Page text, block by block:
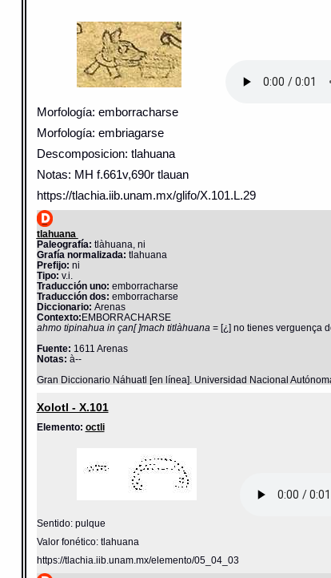
Morfología: emborracharse
Morfología: embriagarse
Descomposicion: tlahuana
Notas: MH f.661v,690r tlauan
https://tlachia.iib.unam.mx/glifo/X.101.L.29
tlahuana
Paleografía: tlàhuana, ni
Grafía normalizada: tlahuana
Prefijo: ni
Tipo: v.i.
Traducción uno: emborracharse
Traducción dos: emborracharse
Diccionario: Arenas
Contexto:EMBORRACHARSE
ahmo tipinahua in çan[ ]mach titlàhuana = [¿] no tienes verguença
Fuente: 1611 Arenas
Notas: à--
Gran Diccionario Náhuatl [en línea]. Universidad Nacional
Xolotl - X.101
Elemento: octli
Sentido: pulque
Valor fonético: tlahuana
https://tlachia.iib.unam.mx/elemento/05_04_03